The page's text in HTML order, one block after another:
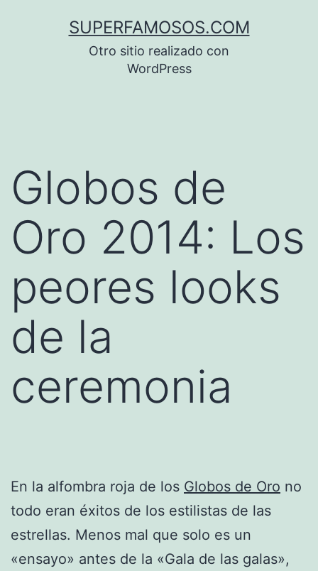
SUPERFAMOSOS.COM
Otro sitio realizado con
WordPress
Globos de
Oro 2014: Los
peores looks
de la
ceremonia
En la alfombra roja de los Globos de Oro no
todo eran éxitos de los estilistas de las
estrellas. Menos mal que solo es un
«ensayo» antes de la «Gala de las galas»,